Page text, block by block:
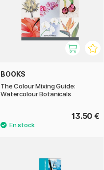
BOOKS
The Colour Mixing Guide:
Watercolour Botanicals
13.50 €